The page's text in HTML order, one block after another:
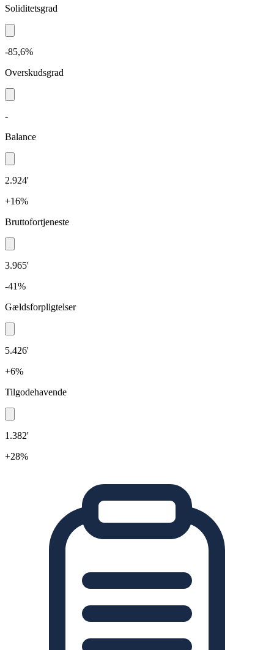
Soliditetsgrad
-85,6%
Overskudsgrad
-
Balance
2.924'
+16%
Bruttofortjeneste
3.965'
-41%
Gældsforpligtelser
5.426'
+6%
Tilgodehavende
1.382'
+28%